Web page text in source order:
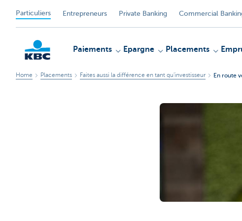
Particuliers Entrepreneurs Private Banking Commercial
Paiements Epargne Placements
Home Placements Faites aussi la différence en tant qu'investisseur En route